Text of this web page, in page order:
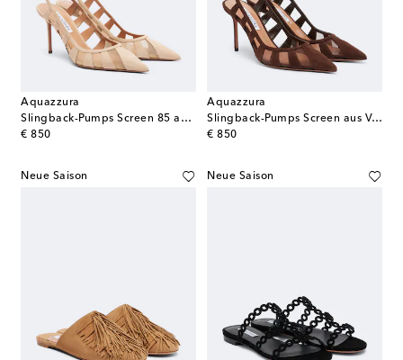
Aquazzura
Slingback-Pumps Screen 85 aus Veloursleder
€ 850
original price
Aquazzura
Slingback-Pumps Screen aus Veloursleder und Mesh
€ 850
original price
Neue Saison Neue Saison